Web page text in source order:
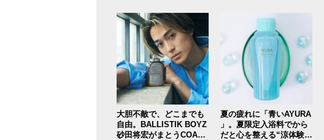
大胆不敵で、どこまでも
自由。BALLISTIK BOYZ
砂田将宏がまとうCOACH
夏の疲れに「青いAYURA
」。夏限定入浴料でから
だと心を整える“涼体験”